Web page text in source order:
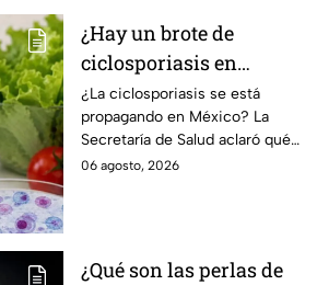
¿Hay un brote de
ciclosporiasis en
México? Salud rompe
el silencio tras 33 casos
detectados
¿La ciclosporiasis se está
propagando en México? La
Secretaría de Salud aclaró qué
ocurre tras la detección de 33
06 agosto, 2026
¿Qué son las perlas de